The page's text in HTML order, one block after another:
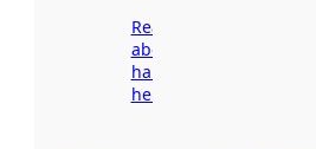
Read more
about
harvesting
here